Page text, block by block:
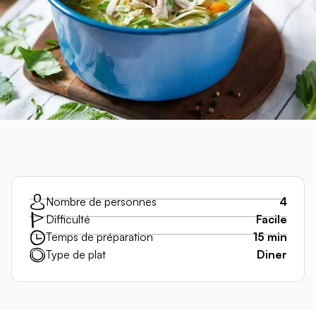
Nombre de personnes
4
Difficulté
Facile
Temps de préparation
15 min
Type de plat
Diner